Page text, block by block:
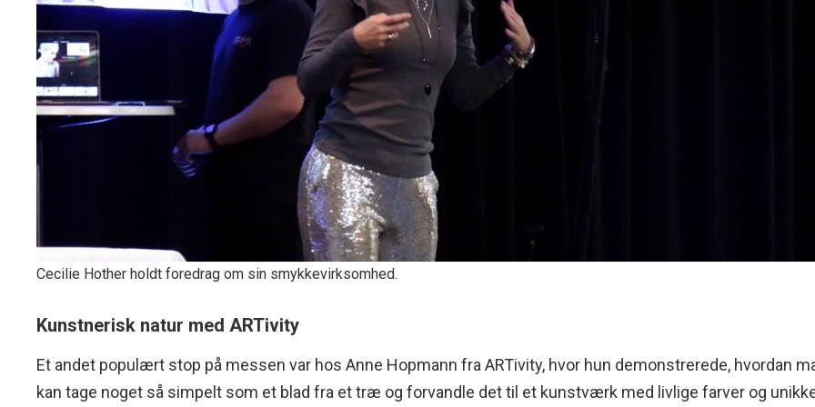
Cecilie Hother holdt foredrag om sin smykkevirksomhed.
Kunstnerisk natur med ARTivity
Et andet populært stop på messen var hos Anne Hopmann fra ARTivity, hvor hun demonstrerede, hvordan
kan tage noget så simpelt som et blad fra et træ og forvandle det til et kunstværk med livlige farver og